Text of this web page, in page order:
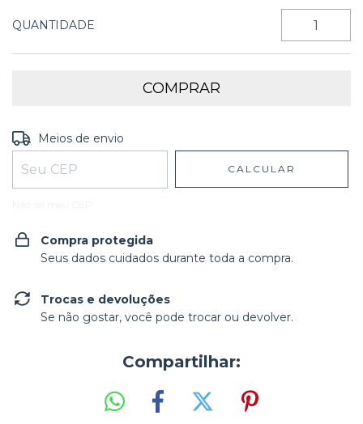
QUANTIDADE
Entregas para o CEP:
Meios de envio
CALCULAR
Compra protegida
Seus dados cuidados durante toda a compra.
Trocas e devoluções
Se não gostar, você pode trocar ou devolver.
Compartilhar: